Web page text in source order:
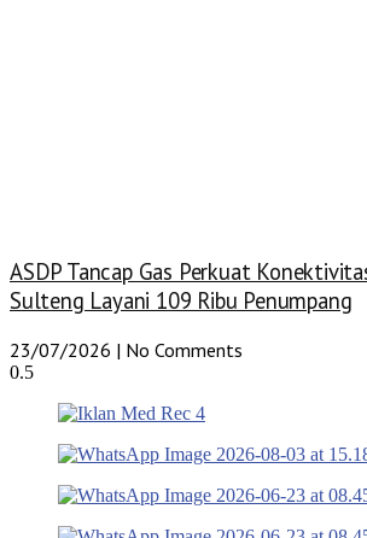
ASDP Tancap Gas Perkuat
Sulteng Layani 109 Ribu Penumpang
23/07/2026 No Comments